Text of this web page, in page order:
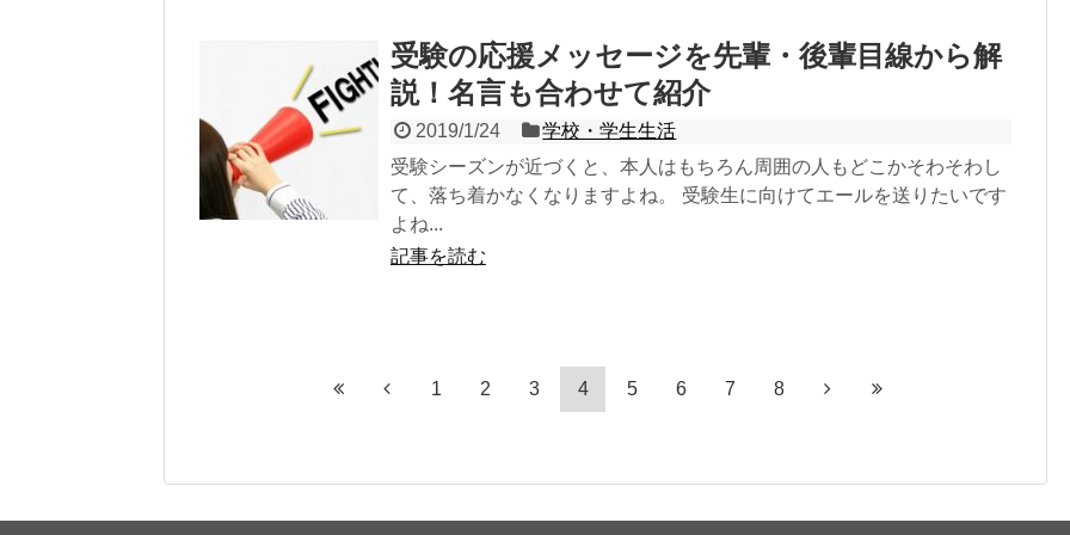
受験の応援メッセージを先輩・後輩目線から解
説！名言も合わせて紹介
2019/1/24
学校・学生生活
受験シーズンが近づくと、本人はもちろん周囲の人もどこかそわそわし
て、落ち着かなくなりますよね。 受験生に向けてエールを送りたいです
よね...
記事を読む
1 2 3 4 5 6 7 8